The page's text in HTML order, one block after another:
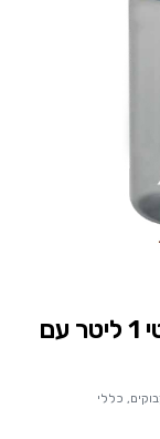
“ספינינג” בקבוק ספורט פלסטי 1 ליטר עם
, כללי